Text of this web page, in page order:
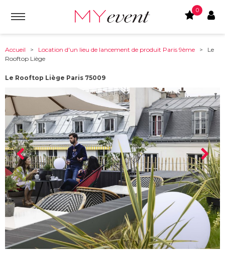
0
Accueil > Location d'un lieu de lancement de produit Paris 9ème > Le
Rooftop Liège
Le Rooftop Liège Paris 75009
75009 Paris À partir de :
199 € H.T